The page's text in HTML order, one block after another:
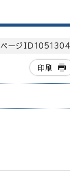
ページID 1051304
印刷